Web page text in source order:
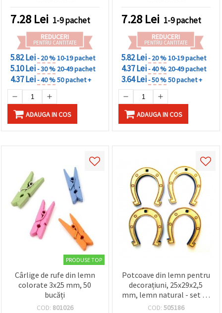
7.28 Lei 1-9 pachet
REDUCERI
PENTRU CANTITATE
5.82 Lei- 20 %10-19 pachet
5.10 Lei- 30 % 20-49 pachet
4.37 Lei- 40 %50 pachet +
ADAUGA IN COS
7.28 Lei 1-9 pachet
REDUCERI
PENTRU CANTITATE
5.82 Lei- 20 %10-19 pachet
4.37 Lei- 40 % 20-49 pachet
3.64 Lei- 50 %50 pachet +
ADAUGA IN COS
PRODUSE TOP
Cârlige de rufe din lemn
colorate 3x25 mm, 50
bucăți
COD: 801026
Potcoave din lemn pentru
decorațiuni, 25x29x2,5
mm, lemn natural - set 10
bucăți
COD: 505186